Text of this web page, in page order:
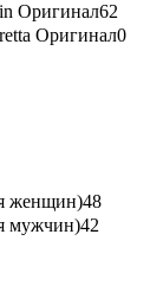
Оригинал62
Оригинал0
женщин)48
мужчин)42